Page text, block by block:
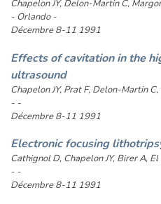
Chapelon JY, Delon-Martin C,
- Orlando -
Décembre 8-11 1991
Effects of cavitation in the
ultrasound
Chapelon JY, Prat F, Delon-Martin
- -
Décembre 8-11 1991
Electronic focusing
Cathignol D, Chapelon JY, Birer A, El
- -
Décembre 8-11 1991